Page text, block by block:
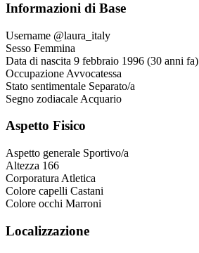
Informazioni di Base
Username @laura_italy
Sesso Femmina
Data di nascita 9 febbraio 1996 (30 anni fa)
Occupazione Avvocatessa
Stato sentimentale Separato/a
Segno zodiacale Acquario
Aspetto Fisico
Aspetto generale Sportivo/a
Altezza 166
Corporatura Atletica
Colore capelli Castani
Colore occhi Marroni
Localizzazione